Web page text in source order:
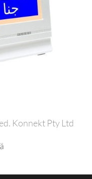
Konnekt Pty Ltd